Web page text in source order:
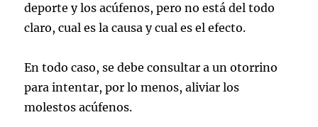
deporte y los acúfenos, pero no está del todo
claro, cual es la causa y cual es el efecto.
En todo caso, se debe consultar a un otorrino
para intentar, por lo menos, aliviar los
molestos acúfenos.